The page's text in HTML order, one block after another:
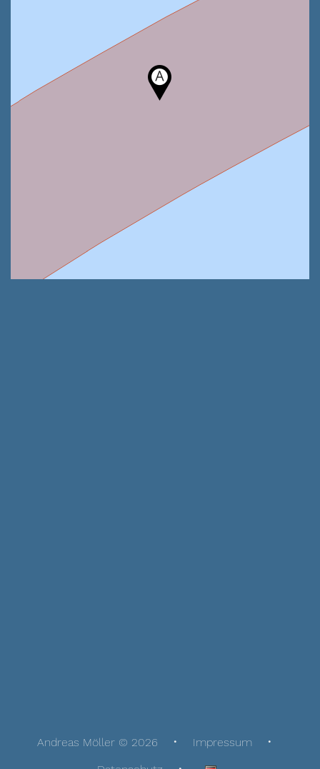
Andreas Möller © 2026
Impressum